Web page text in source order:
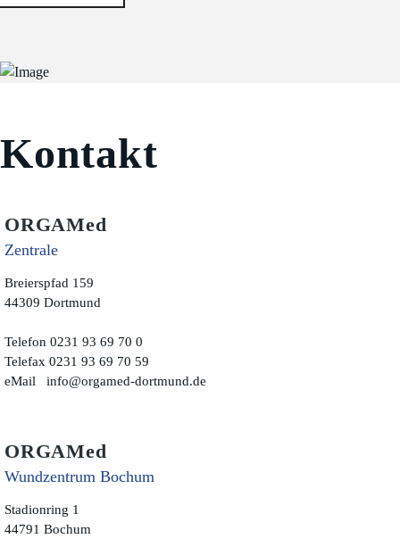
Kontakt
ORGAMed
Zentrale
Breierspfad 159
44309 Dortmund
Telefon 0231 93 69 70 0
Telefax 0231 93 69 70 59
eMail
info@orgamed-dortmund.de
ORGAMed
Wundzentrum Bochum
Stadionring 1
44791 Bochum